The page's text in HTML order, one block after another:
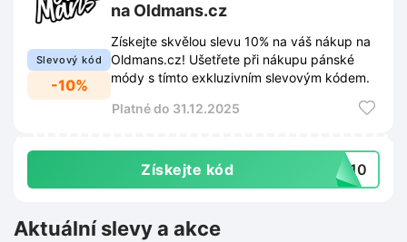
Slevový kód
-10%
na Oldmans.cz
Získejte skvělou slevu 10% na váš nákup na
Oldmans.cz! Ušetřete při nákupu pánské
módy s tímto exkluzivním slevovým kódem.
Platné do 31.12.2025
Získejte kód NS10
Aktuální slevy a akce